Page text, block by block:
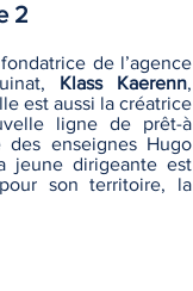
2
de l’agence
Klass Kaerenn,
est aussi la créatrice
ligne de prêt-à
enseignes Hugo
jeune dirigeante est
son territoire, la